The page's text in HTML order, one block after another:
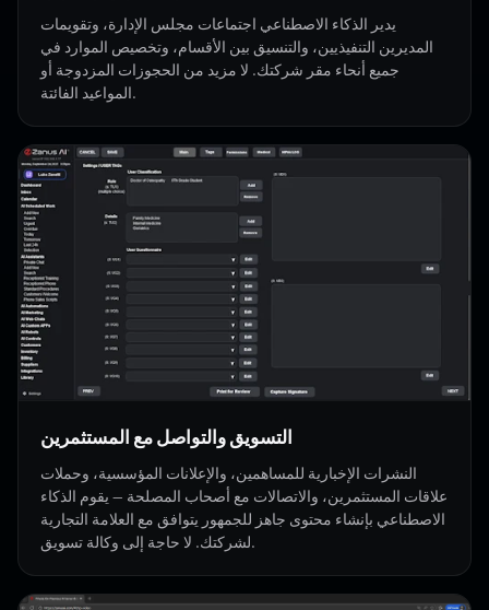
يدير الذكاء الاصطناعي اجتماعات مجلس الإدارة، وتقويمات
المديرين التنفيذيين، والتنسيق بين الأقسام، وتخصيص الموارد في
جميع أنحاء مقر شركتك. لا مزيد من الحجوزات المزدوجة أو
المواعيد الفائتة.
التسويق والتواصل مع المستثمرين
النشرات الإخبارية للمساهمين، والإعلانات المؤسسية، وحملات
علاقات المستثمرين، والاتصالات مع أصحاب المصلحة — يقوم الذكاء
الاصطناعي بإنشاء محتوى جاهز للجمهور يتوافق مع العلامة التجارية
لشركتك. لا حاجة إلى وكالة تسويق.